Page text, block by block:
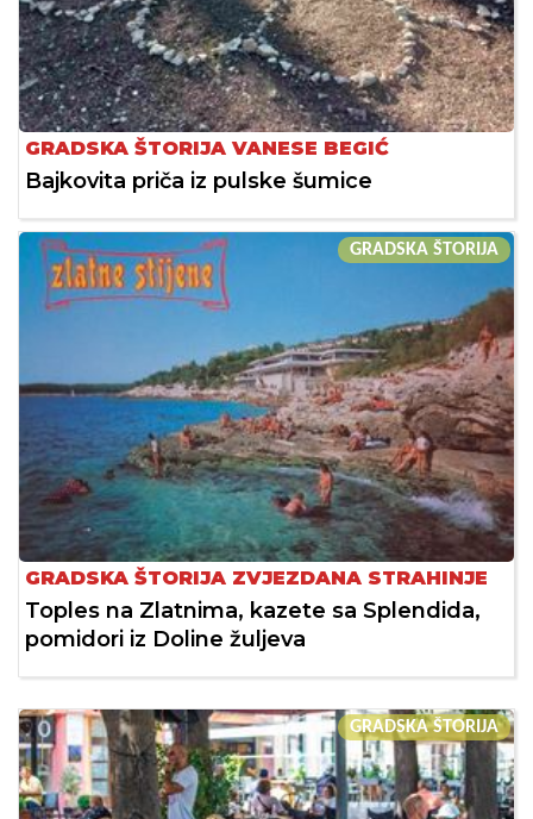
GRADSKA ŠTORIJA VANESE BEGIĆ
Bajkovita priča iz pulske šumice
GRADSKA ŠTORIJA
GRADSKA ŠTORIJA ZVJEZDANA STRAHINJE
Toples na Zlatnima, kazete sa Splendida,
pomidori iz Doline žuljeva
GRADSKA ŠTORIJA